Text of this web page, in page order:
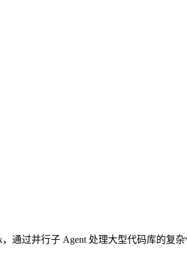
通过并行子 Agent 处理大型代码库的复